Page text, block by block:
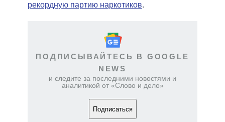
рекордную партию наркотиков.
ПОДПИСЫВАЙТЕСЬ В GOOGLE
NEWS
и следите за последними новостями и
аналитикой от «Слово и дело»
Подписаться